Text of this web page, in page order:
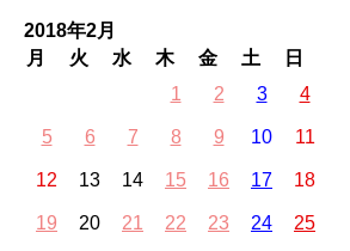
2018年2月
月
火 水 木 金 土
日
1
2 3 4
5 6 7 8 9 10 11
12 13 14 15 16 17 18
19 20 21 22 23 24 25